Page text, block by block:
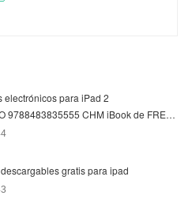
electrónicos para iPad 2
9788483835555 CHM iBook de FRE…
gratis para ipad